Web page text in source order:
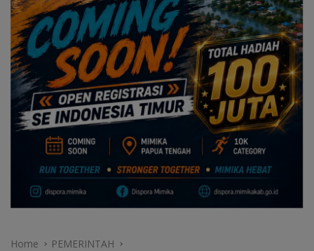
Home PEMERINTAH